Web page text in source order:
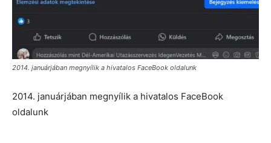
2014. januárjában megnyílik a hivatalos FaceBook oldalunk
2014. januárjában megnyílik a hivatalos FaceBook
oldalunk